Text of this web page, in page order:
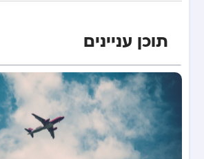
תוכן עניינים